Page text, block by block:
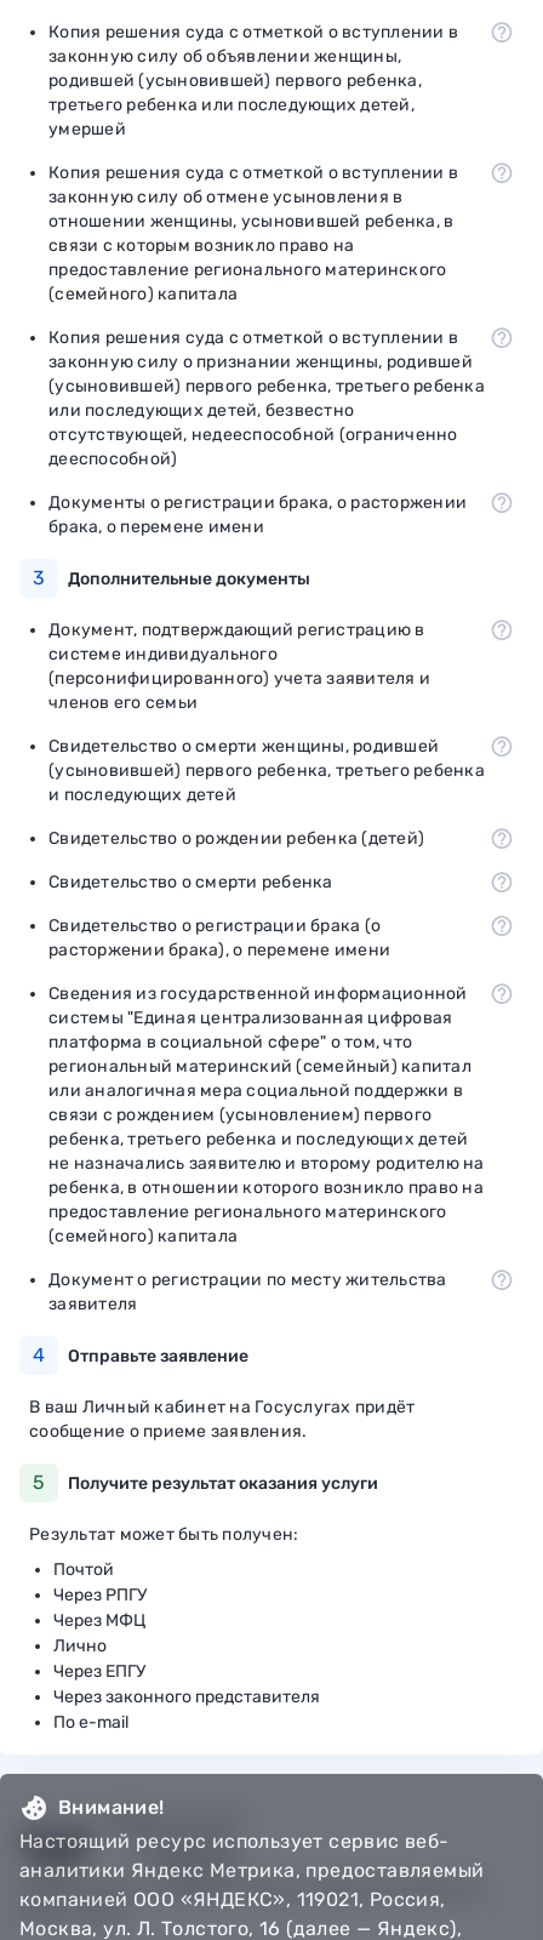
Копия решения суда с отметкой о вступлении в
законную силу об объявлении женщины,
родившей (усыновившей) первого ребенка,
третьего ребенка или последующих детей,
умершей
Копия решения суда с отметкой о вступлении в
законную силу об отмене усыновления в
отношении женщины, усыновившей ребенка, в
связи с которым возникло право на
предоставление регионального материнского
(семейного) капитала
Копия решения суда с отметкой о вступлении в
законную силу о признании женщины, родившей
(усыновившей) первого ребенка, третьего ребенка
или последующих детей, безвестно
отсутствующей, недееспособной (ограниченно
дееспособной)
Документы о регистрации брака, о расторжении
брака, о перемене имени
3 Дополнительные документы
Документ, подтверждающий регистрацию в
системе индивидуального
(персонифицированного) учета заявителя и
членов его семьи
Свидетельство о смерти женщины, родившей
(усыновившей) первого ребенка, третьего ребенка
и последующих детей
Свидетельство о рождении ребенка (детей)
Свидетельство о смерти ребенка
Свидетельство о регистрации брака (о
расторжении брака), о перемене имени
Сведения из государственной информационной
системы "Единая централизованная цифровая
платформа в социальной сфере" о том, что
региональный материнский (семейный) капитал
или аналогичная мера социальной поддержки в
связи с рождением (усыновлением) первого
ребенка, третьего ребенка и последующих детей
не назначались заявителю и второму родителю на
ребенка, в отношении которого возникло право на
предоставление регионального материнского
(семейного) капитала
Документ о регистрации по месту жительства
заявителя
4 Отправьте заявление
В ваш Личный кабинет на Госуслугах придёт
сообщение о приеме заявления.
5 Получите результат оказания услуги
Результат может быть получен:
Почтой
Через РПГУ
Через МФЦ
Лично
Через ЕПГУ
Через законного представителя
По e-mail
© Департамент информатизации Тюменской области,
2018 — 2026
Внимание!
Настоящий ресурс использует сервис веб-
аналитики Яндекс Метрика, предоставляемый
компанией ООО «ЯНДЕКС», 119021, Россия,
Москва, ул. Л. Толстого, 16 (далее — Яндекс),